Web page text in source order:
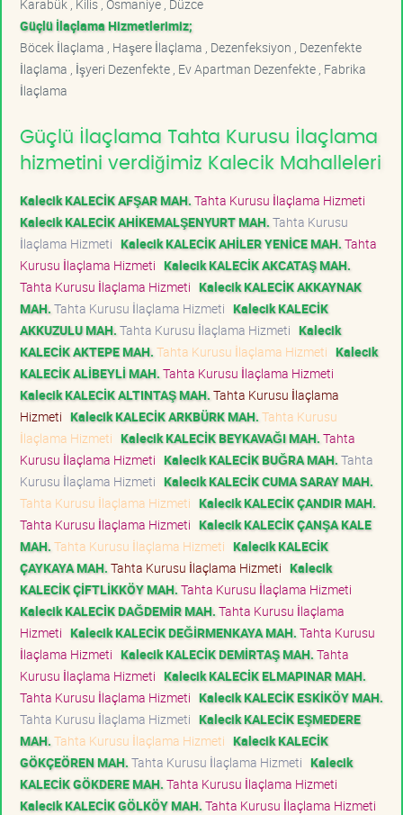
Karabük , Kilis , Osmaniye , Düzce
Güçlü İlaçlama Hizmetlerimiz;
Böcek İlaçlama , Haşere İlaçlama , Dezenfeksiyon , Dezenfekte
İlaçlama , İşyeri Dezenfekte , Ev Apartman Dezenfekte , Fabrika
İlaçlama
Güçlü İlaçlama Tahta Kurusu İlaçlama
hizmetini verdiğimiz Kalecik Mahalleleri
Kalecik KALECİK AFŞAR MAH. Tahta Kurusu İlaçlama Hizmeti
Kalecik KALECİK AHİKEMALŞENYURT MAH. Tahta Kurusu
İlaçlama Hizmeti Kalecik KALECİK AHİLER YENİCE MAH. Tahta
Kurusu İlaçlama Hizmeti Kalecik KALECİK AKCATAŞ MAH.
Tahta Kurusu İlaçlama Hizmeti Kalecik KALECİK AKKAYNAK
MAH. Tahta Kurusu İlaçlama Hizmeti Kalecik KALECİK
AKKUZULU MAH. Tahta Kurusu İlaçlama Hizmeti Kalecik
KALECİK AKTEPE MAH. Tahta Kurusu İlaçlama Hizmeti Kalecik
KALECİK ALİBEYLİ MAH. Tahta Kurusu İlaçlama Hizmeti
Kalecik KALECİK ALTINTAŞ MAH. Tahta Kurusu İlaçlama
Hizmeti Kalecik KALECİK ARKBÜRK MAH. Tahta Kurusu
İlaçlama Hizmeti Kalecik KALECİK BEYKAVAĞI MAH. Tahta
Kurusu İlaçlama Hizmeti Kalecik KALECİK BUĞRA MAH. Tahta
Kurusu İlaçlama Hizmeti Kalecik KALECİK CUMA SARAY MAH.
Tahta Kurusu İlaçlama Hizmeti Kalecik KALECİK ÇANDIR MAH.
Tahta Kurusu İlaçlama Hizmeti Kalecik KALECİK ÇANŞA KALE
MAH. Tahta Kurusu İlaçlama Hizmeti Kalecik KALECİK
ÇAYKAYA MAH. Tahta Kurusu İlaçlama Hizmeti Kalecik
KALECİK ÇİFTLİKKÖY MAH. Tahta Kurusu İlaçlama Hizmeti
Kalecik KALECİK DAĞDEMİR MAH. Tahta Kurusu İlaçlama
Hizmeti Kalecik KALECİK DEĞİRMENKAYA MAH. Tahta Kurusu
İlaçlama Hizmeti Kalecik KALECİK DEMİRTAŞ MAH. Tahta
Kurusu İlaçlama Hizmeti Kalecik KALECİK ELMAPINAR MAH.
Tahta Kurusu İlaçlama Hizmeti Kalecik KALECİK ESKİKÖY MAH.
Tahta Kurusu İlaçlama Hizmeti Kalecik KALECİK EŞMEDERE
MAH. Tahta Kurusu İlaçlama Hizmeti Kalecik KALECİK
GÖKÇEÖREN MAH. Tahta Kurusu İlaçlama Hizmeti Kalecik
KALECİK GÖKDERE MAH. Tahta Kurusu İlaçlama Hizmeti
Kalecik KALECİK GÖLKÖY MAH. Tahta Kurusu İlaçlama Hizmeti